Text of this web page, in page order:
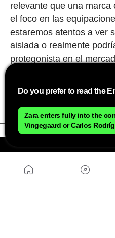
relevante que una
el foco en las
estaremos atentos a ver
aislada o realmente
protegonista en el
Los precios de las
60€ y aquí podéis
Do you prefer to read the
Zara enters fully into the
Vingegaard or Carlos